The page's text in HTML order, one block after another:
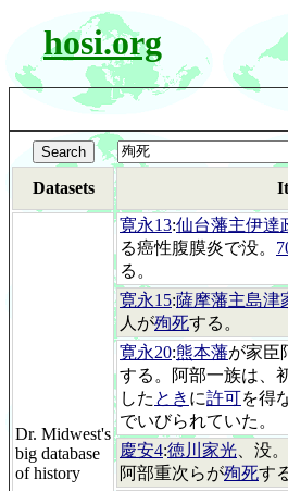
hosi.org
Datasets
Dr. Midwest's
big database
of history
寛永13:仙台藩主伊達
る癌性腹膜炎で没。
る。
寛永15:薩摩藩主島津
人が殉死する。
寛永20:熊本藩が家臣
する。阿部一族は、
した とき に許可を得
でいびられていた。
慶安4:徳川家光 、没。
阿部重次らが殉死す